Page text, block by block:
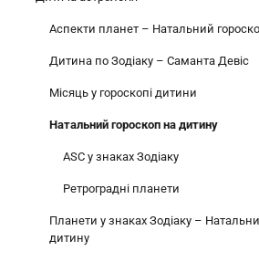
Аспекти планет – Натальний
Дитина по Зодіаку – Саманта Девіс
Місяць у гороскопі дитини
Натальний гороскоп на дитину
ASC у знаках Зодіаку
Ретроградні планети
Планети у знаках Зодіаку –
дитину